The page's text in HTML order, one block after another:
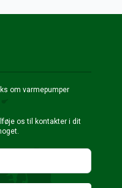
om varmepumper
os til kontakter i dit